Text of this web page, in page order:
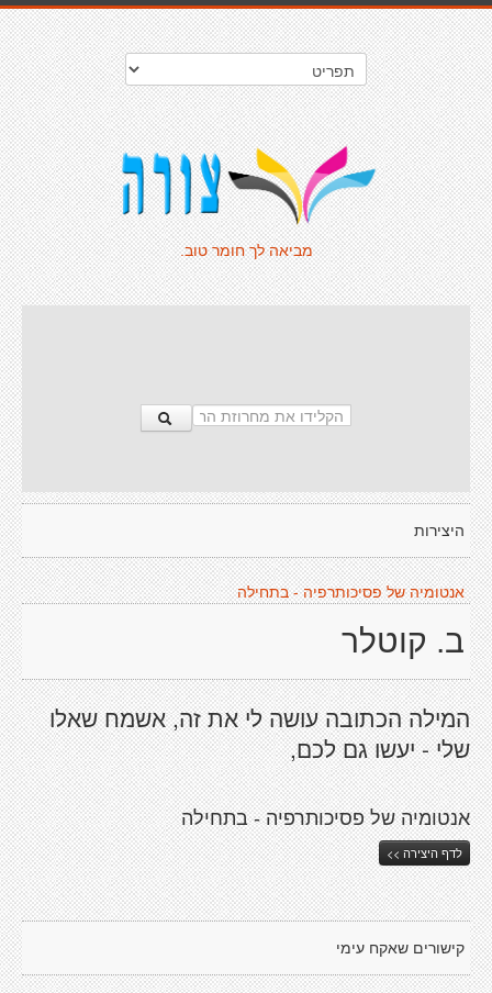
מביאה לך חומר טוב.
היצירות
אנטומיה של פסיכותרפיה - בתחילה
ב. קוטלר
המילה הכתובה עושה לי את זה, אשמח שאלו
שלי - יעשו גם לכם,
אנטומיה של פסיכותרפיה - בתחילה
לדף היצירה >>
קישורים שאקח עימי